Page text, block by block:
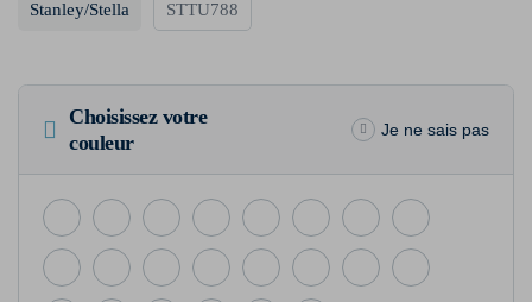
Stanley/Stella STTU788
Choisissez votre
couleur
Je ne sais pas